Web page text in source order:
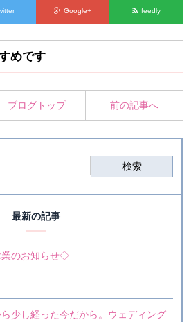
Google+ feedly
めです
ブログトップ 前の記事へ
最新の記事
のお知らせ◇
少し経った今だから。ウェディング